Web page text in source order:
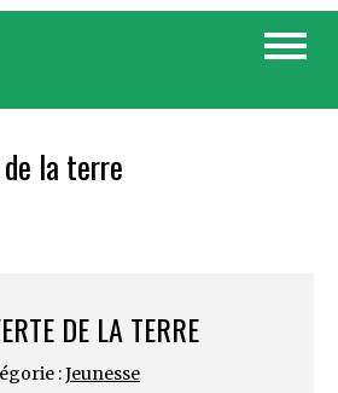
Toggle
la terre
DE LA TERRE
:Jeunesse